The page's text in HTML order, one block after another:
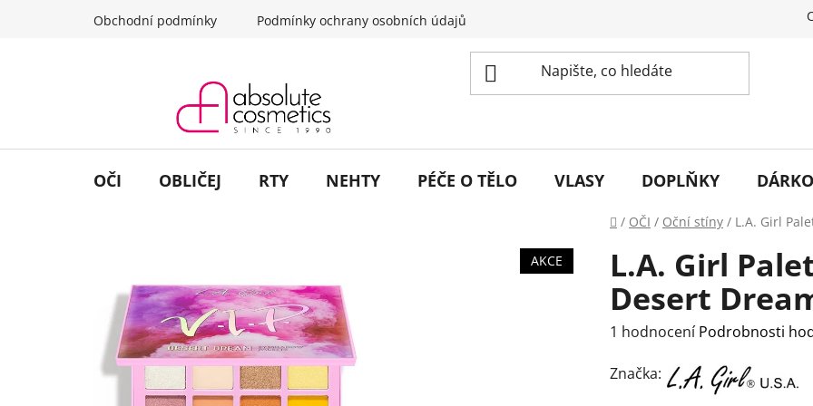
Obchodní podmínky Podmínky ochrany osobních údajů
OČI OBLIČEJ RTY NEHTY PÉČE O TĚLO VLASY DOPLŇKY
Domů
/ OČI / Oční stíny / L.A. Girl
L.A. Girl
Desert
Průměrné
produktu
1 hodnocení Podrobnosti
Značka:
AKCE